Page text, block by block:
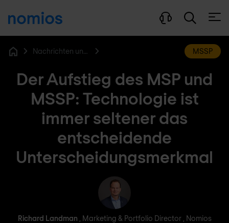
Nachrichten und Blog MSSP
Der Aufstieg des MSP und
MSSP: Technologie ist
immer seltener das
entscheidende
Unterscheidungsmerkmal
Richard Landman
Richard Landman , Marketing & Portfolio Director , Nomios